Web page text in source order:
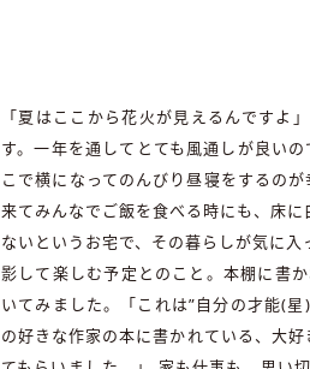
「夏はここから花火が見えるんですよ
す。一年を通してとても風通しが良い
こで横になってのんびり昼寝をするの
来てみんなでご飯を食べる時にも、床
ないというお宅で、その暮らしが気に
影して楽しむ予定とのこと。本棚に書
いてみました。「これは”自分の才能(
の好きな作家の本に書かれている、大